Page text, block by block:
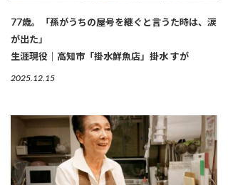
77歳。「孫がうちの屋号を継ぐと言うた時は、涙
が出た」
生涯現役｜高知市「掛水鮮魚店」掛水 すが
2025.12.15